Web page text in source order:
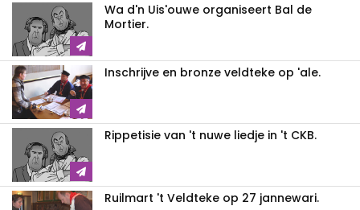
Wa d'n Uis'ouwe organiseert Bal de
Mortier.
Inschrijve en bronze veldteke op 'ale.
Rippetisie van 't nuwe liedje in 't CKB.
Ruilmart 't Veldteke op 27 jannewari.